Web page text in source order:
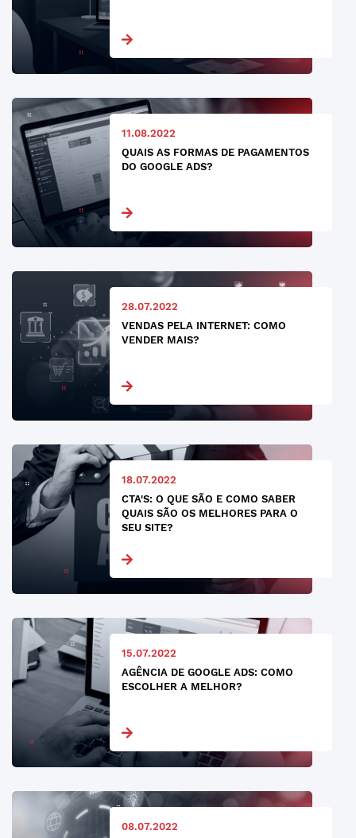
11.08.2022
QUAIS AS FORMAS DE PAGAMENTOS
DO GOOGLE ADS?
28.07.2022
VENDAS PELA INTERNET: COMO
VENDER MAIS?
18.07.2022
CTA'S: O QUE SÃO E COMO SABER
QUAIS SÃO OS MELHORES PARA O
SEU SITE?
15.07.2022
AGÊNCIA DE GOOGLE ADS: COMO
ESCOLHER A MELHOR?
08.07.2022